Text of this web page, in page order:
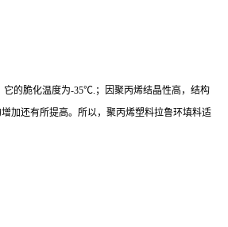
的脆化温度为-35℃.；因聚丙烯结晶性高，结构
加还有所提高。所以，聚丙烯塑料拉鲁环填料适